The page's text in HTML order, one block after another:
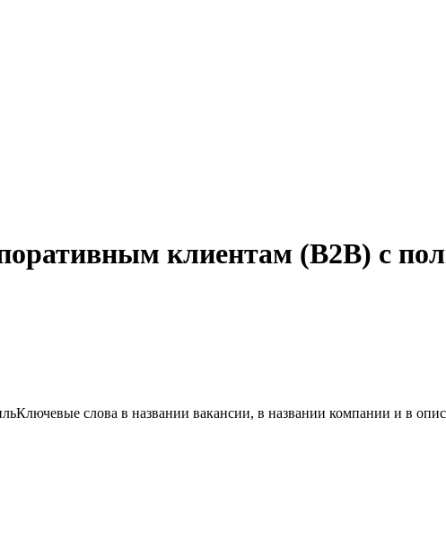
клиентам (B2B) с
Ключевые слова в названии вакансии, в названии компании и в